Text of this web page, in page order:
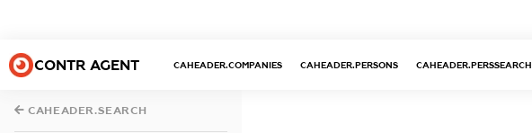
CONTR AGENT CAHEADER.COMPANIES CAHEADER.PERSONS CAHEADER.PERSSEARCH
CAHEADER.SEARCH